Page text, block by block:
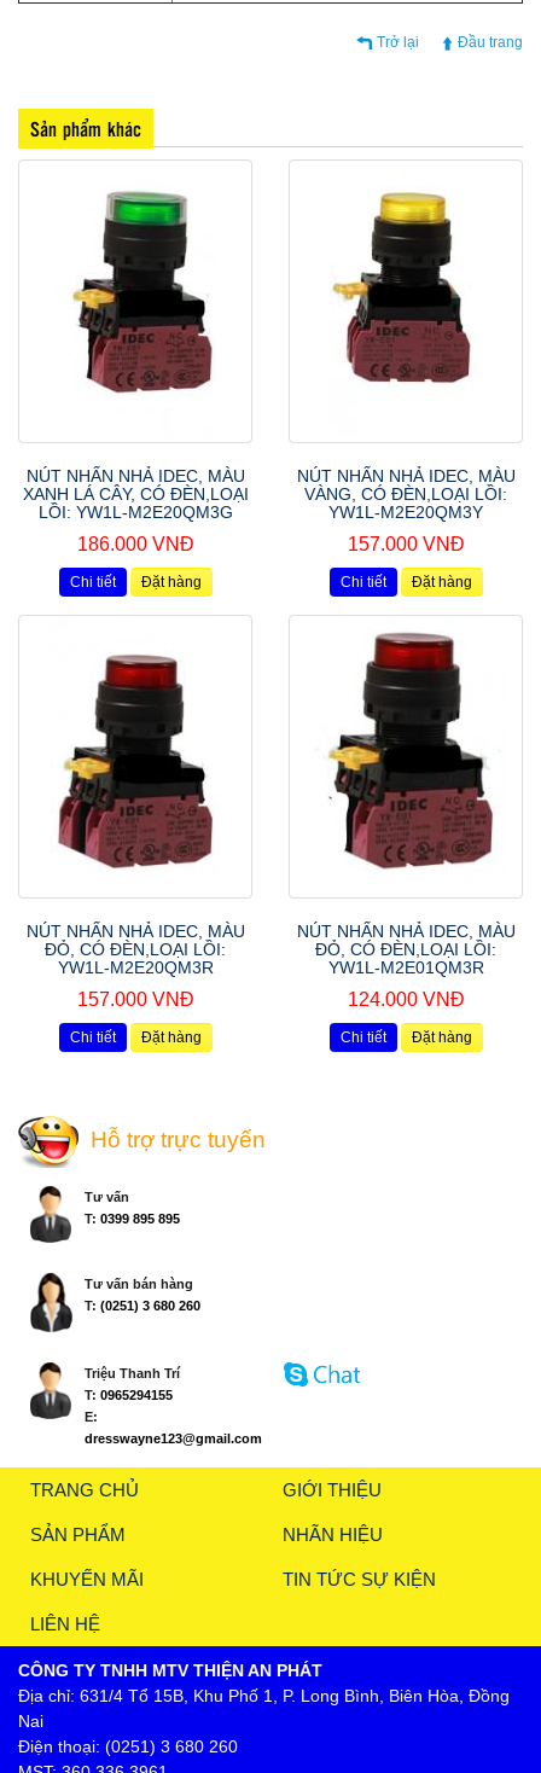
Trở lại Đầu trang
Sản phẩm khác
NÚT NHẤN NHẢ IDEC, MÀU
XANH LÁ CÂY, CÓ ĐÈN,LOẠI
LỒI: YW1L-M2E20QM3G
186.000 VNĐ
Chi tiết Đặt hàng
NÚT NHẤN NHẢ IDEC, MÀU
VÀNG, CÓ ĐÈN,LOẠI LỒI:
YW1L-M2E20QM3Y
157.000 VNĐ
Chi tiết Đặt hàng
NÚT NHẤN NHẢ IDEC, MÀU
ĐỎ, CÓ ĐÈN,LOẠI LỒI:
YW1L-M2E20QM3R
157.000 VNĐ
Chi tiết Đặt hàng
NÚT NHẤN NHẢ IDEC, MÀU
ĐỎ, CÓ ĐÈN,LOẠI LỒI:
YW1L-M2E01QM3R
124.000 VNĐ
Chi tiết Đặt hàng
Hỗ trợ trực tuyến
Tư vấn
T: 0399 895 895
Tư vấn bán hàng
T: (0251) 3 680 260
Triệu Thanh Trí
T: 0965294155
E:
dresswayne123@gmail.com
TRANG CHỦ GIỚI THIỆU
SẢN PHẨM NHÃN HIỆU
KHUYẾN MÃI TIN TỨC SỰ KIỆN
LIÊN HỆ
CÔNG TY TNHH MTV THIỆN AN PHÁT
Địa chỉ: 631/4 Tổ 15B, Khu Phố 1, P. Long Bình, Biên Hòa, Đồng
Nai
Điện thoại: (0251) 3 680 260